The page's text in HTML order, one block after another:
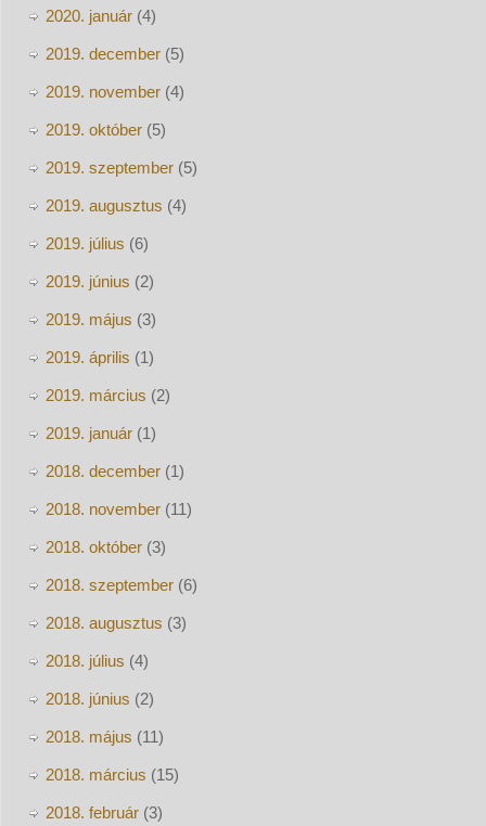
2020. január(4)
2019. december(5)
2019. november(4)
2019. október(5)
2019. szeptember(5)
2019. augusztus (4)
2019. július (6)
2019. június (2)
2019. május (3)
2019. április (1)
2019. március (2)
2019. január(1)
2018. december(1)
2018. november(11)
2018. október(3)
2018. szeptember(6)
2018. augusztus (3)
2018. július (4)
2018. június (2)
2018. május (11)
2018. március (15)
2018. február(3)